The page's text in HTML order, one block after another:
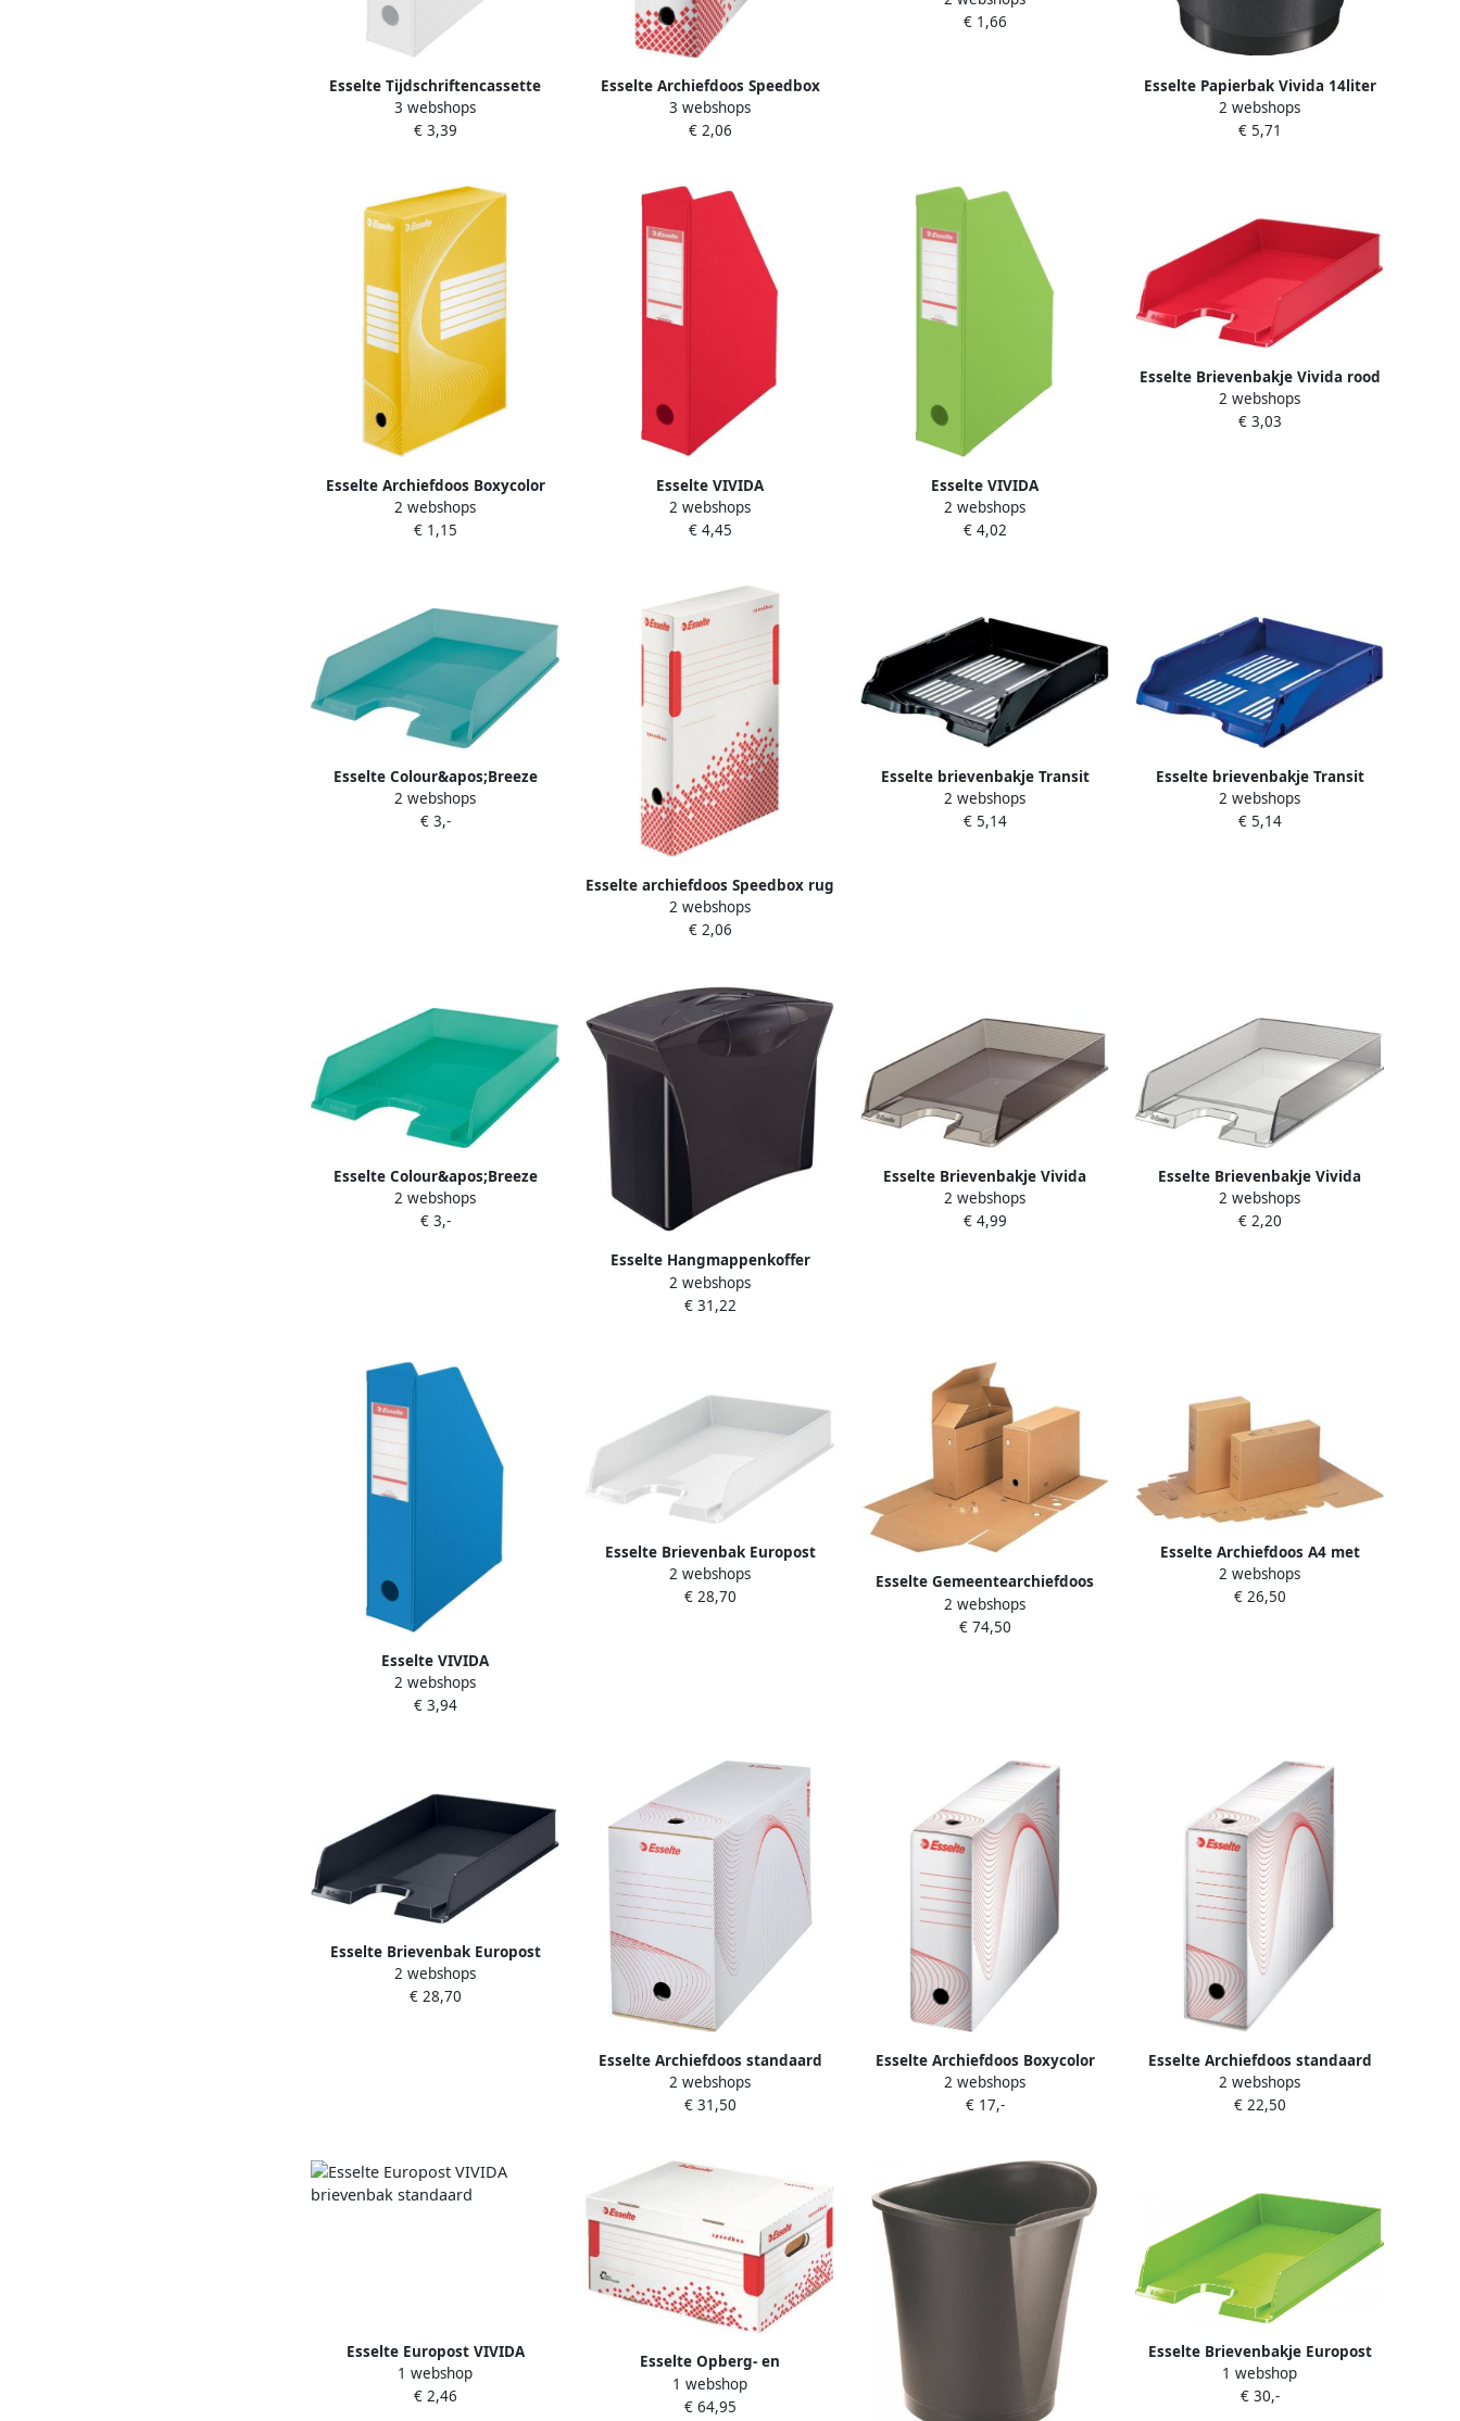
Esselte Tijdschriftencassette
VIVIDA opvouwbaar A4 wit
3 webshops
€ 3,39
Esselte Archiefdoos Speedbox
100x250x350mm wit
3 webshops
€ 2,06
€ 1,66
Esselte Papierbak Vivida 14liter
zwart
2 webshops
€ 5,71
Esselte Archiefdoos Boxycolor
80mm 352x250mm geel
2 webshops
€ 1,15
Esselte VIVIDA
tijdschriftencassette ft A4 karton
rood
2 webshops
€ 4,45
Esselte VIVIDA
tijdschriftencassette ft A4 karton
groen
2 webshops
€ 4,02
Esselte Brievenbakje Vivida rood
2 webshops
€ 3,03
Esselte Colour&apos;Breeze
brievenbakje blauw
2 webshops
€ 3,-
Esselte archiefdoos Speedbox rug
van 8 cm
2 webshops
€ 2,06
Esselte brievenbakje Transit
zwart
2 webshops
€ 5,14
Esselte brievenbakje Transit
blauw
2 webshops
€ 5,14
Esselte Colour&apos;Breeze
brievenbakje groen
2 webshops
€ 3,-
Esselte Hangmappenkoffer
Vivida zwart
2 webshops
€ 31,22
Esselte Brievenbakje Vivida
rookglas
2 webshops
€ 4,99
Esselte Brievenbakje Vivida
transparant
2 webshops
€ 2,20
Esselte VIVIDA
tijdschriftencassette ft A4 karton
blauw
2 webshops
€ 3,94
Esselte Brievenbak Europost
Vivida A4 wit
2 webshops
€ 28,70
Esselte Gemeentearchiefdoos
folio met haakjes bruin
2 webshops
€ 74,50
Esselte Archiefdoos A4 met
bedrukking bruin
2 webshops
€ 26,50
Esselte Brievenbak Europost
Vivida A4 zwart
2 webshops
€ 28,70
Esselte Archiefdoos standaard
245x150x345 wit
2 webshops
€ 31,50
Esselte Archiefdoos Boxycolor
80mm 352x250mm wit
2 webshops
€ 17,-
Esselte Archiefdoos standaard
100mm 352x250 wit
2 webshops
€ 22,50
Esselte Europost VIVIDA
brievenbak standaard
1 webshop
€ 2,46
Esselte Opberg- en
transportdoos Speedbox
355x193x252mm wit
1 webshop
€ 64,95
Esselte Brievenbakje Europost
Vivida groen
1 webshop
€ 30,-